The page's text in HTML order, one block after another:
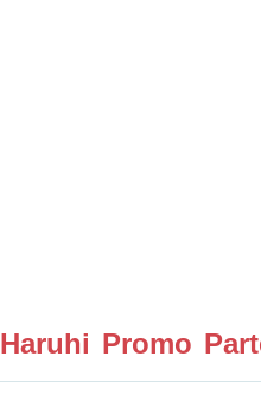
Haruhi Promo